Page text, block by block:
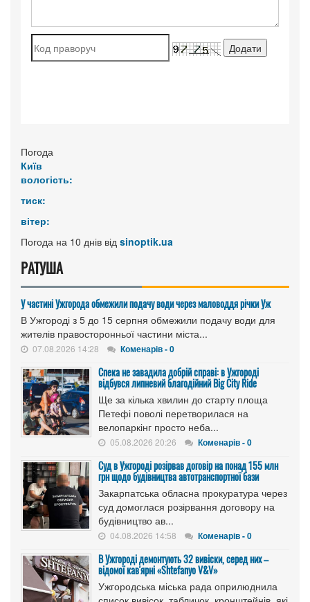
Погода
Київ
вологість:
тиск:
вітер:
Погода на 10 днів від sinoptik.ua
РАТУША
У частині Ужгорода обмежили подачу води через маловоддя річки Уж
В Ужгороді з 5 до 15 серпня обмежили подачу води для
жителів правосторонньої частини міста...
07.08.2026 14:28 Коменарів - 0
Спека не завадила добрій справі: в Ужгороді
відбувся липневий благодійний Big City Ride
Ще за кілька хвилин до старту площа
Петефі поволі перетворилася на
велопаркінг просто неба...
05.08.2026 20:26 Коменарів - 0
Cуд в Ужгороді розірвав договір на понад 155 млн
грн щодо будівництва автотранспортної бази
Закарпатська обласна прокуратура через
суд домоглася розірвання договору на
будівництво ав...
04.08.2026 14:58 Коменарів - 0
В Ужгороді демонтують 32 вивіски, серед них –
відомої кав'ярні «Shtefanyo V&V»
Ужгородська міська рада оприлюднила